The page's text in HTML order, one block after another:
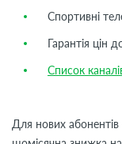
Спортивні
Гарантія цін
Список
Для нових